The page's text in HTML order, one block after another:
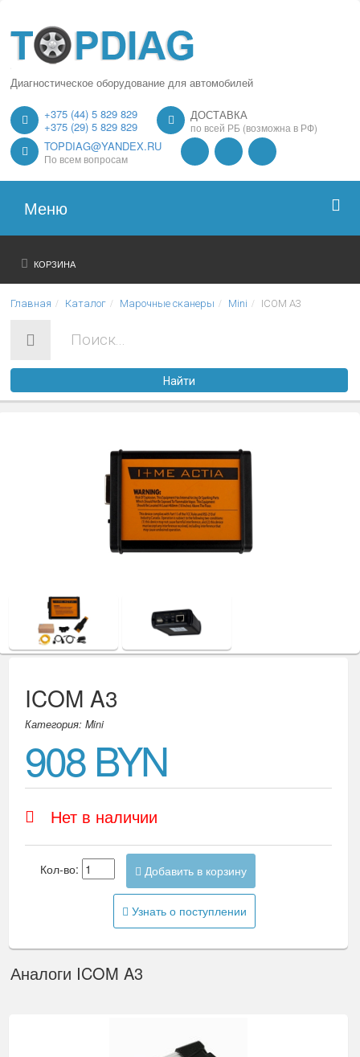
Диагностическое оборудование для автомобилей
+375 (44) 5 829 829
+375 (29) 5 829 829
ДОСТАВКА
по всей РБ (возможна в РФ)
TOPDIAG@YANDEX.RU
По всем вопросам
Меню
Главная
О нас
Каталог
Услуги
Оплата
КОРЗИНА
Главная Каталог Марочные сканеры Mini ICOM A3
Найти
ICOM A3
Категория: Mini
908 BYN
Нет в наличии
Кол-во: Добавить в корзину
Узнать о поступлении
Аналоги ICOM A3